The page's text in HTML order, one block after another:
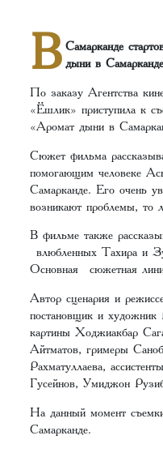
В Самарканде
дыни в
По заказу Агентства
«Ёшлик» приступила к
«Аромат дыни в
Сюжет фильма
помогающим человеке
Самарканде. Его очень
возникают проблемы, то
В фильме также
влюбленных Тахира и
Основная сюжетная
Автор сценария и
постановщик и
картины Ходжиакбар
Айтматов, гримеры
Рахматуллаева,
Гусейнов, Умиджон
На данный момент
Самарканде.